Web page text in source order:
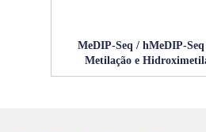
MeDIP‑Seq /
Metilação e